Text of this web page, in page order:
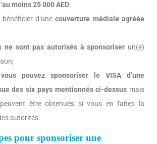
moins 25 000 AED;
d’unecouverture médiale agréée
ne sont pas autorisés à sponsoriser un(e)
vous pouvez sponsoriser le VISA d’une
des six pays mentionnés ci-dessus mais
être obtenues si vous en faites la
autorités.
pour sponsoriser une